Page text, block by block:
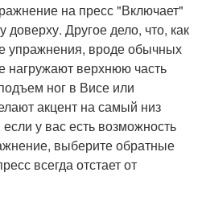
на пресс "Включает"
Другое дело, что, как
упражнения, вроде обычных
нагружают верхнюю часть
ног в Висе или
акцент на самый низ
у вас есть возможность
выберите обратные
всегда отстает от